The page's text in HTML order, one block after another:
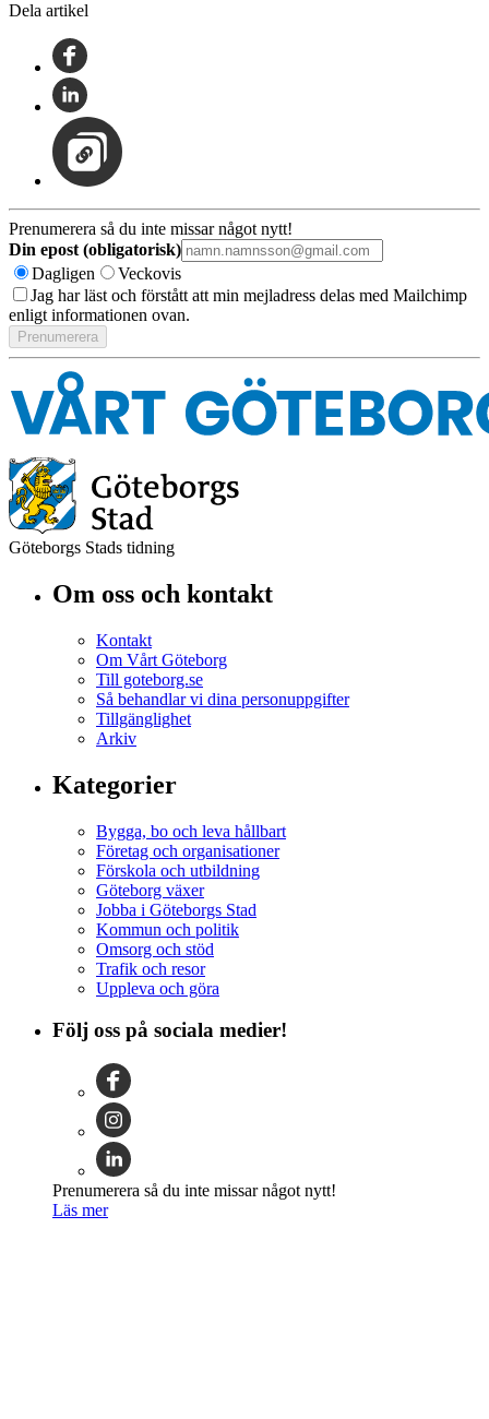
Dela artikel
Prenumerera så du inte missar något nytt!
Din epost (obligatorisk)
Dagligen
Veckovis
Jag har läst och förstått att min mejladress delas med Mailchimp
enligt informationen ovan.
Göteborgs Stads tidning
Om oss och kontakt
Kontakt
Om Vårt Göteborg
Till goteborg.se
Så behandlar vi dina personuppgifter
Tillgänglighet
Arkiv
Kategorier
Bygga, bo och leva hållbart
Företag och organisationer
Förskola och utbildning
Göteborg växer
Jobba i Göteborgs Stad
Kommun och politik
Omsorg och stöd
Trafik och resor
Uppleva och göra
Följ oss på sociala medier!
Prenumerera så du inte missar något nytt!
Läs mer